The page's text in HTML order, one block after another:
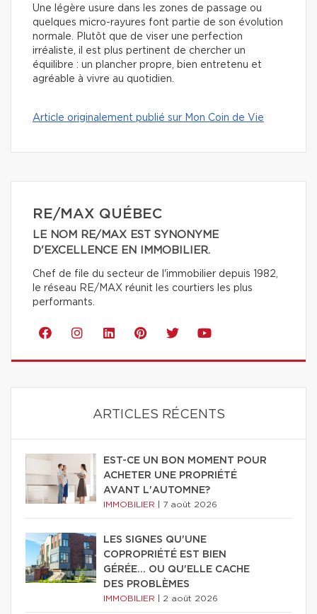
Une légère usure dans les zones de passage ou
quelques micro-rayures font partie de son évolution
normale. Plutôt que de viser une perfection
irréaliste, il est plus pertinent de chercher un
équilibre : un plancher propre, bien entretenu et
agréable à vivre au quotidien.
Article originalement publié sur Mon Coin de Vie
RE/MAX QUÉBEC
LE NOM RE/MAX EST SYNONYME
D'EXCELLENCE EN IMMOBILIER.
Chef de file du secteur de l'immobilier depuis 1982,
le réseau RE/MAX réunit les courtiers les plus
performants.
ARTICLES RÉCENTS
EST-CE UN BON MOMENT POUR
ACHETER UNE PROPRIÉTÉ
AVANT L'AUTOMNE?
IMMOBILIER 7 août 2026
LES SIGNES QU'UNE
COPROPRIÉTÉ EST BIEN
GÉRÉE… OU QU'ELLE CACHE
DES PROBLÈMES
IMMOBILIER 2 août 2026